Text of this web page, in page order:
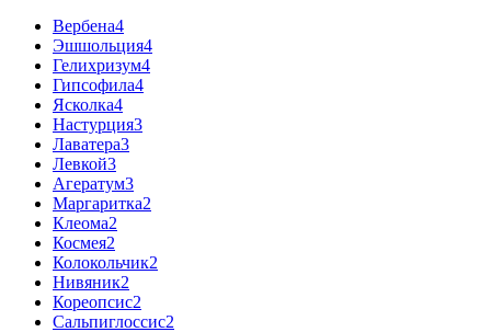
Вербена4
Эшшольция4
Гелихризум4
Гипсофила4
Ясколка4
Настурция3
Лаватера3
Левкой3
Агератум3
Маргаритка2
Клеома2
Космея2
Колокольчик2
Нивяник2
Кореопсис2
Сальпиглоссис2